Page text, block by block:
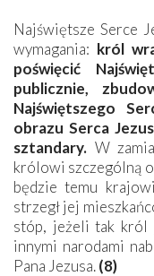
Najświętsze Serce
wymagania: król
poświęcić
publicznie,
Najświętszego
obrazu Serca J
sztandary. W
królowi szczególną
będzie temu
strzegł jej
stóp, jeżeli tak król
innymi narodami
Pana Jezusa.(8)